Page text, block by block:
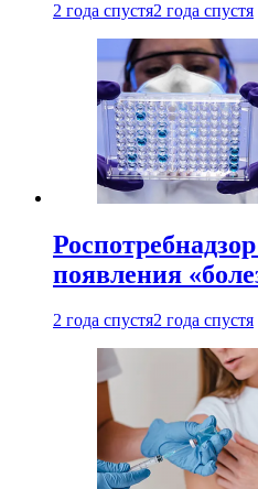
2 года спустя2 года спустя
появления
2 года спустя2 года спустя